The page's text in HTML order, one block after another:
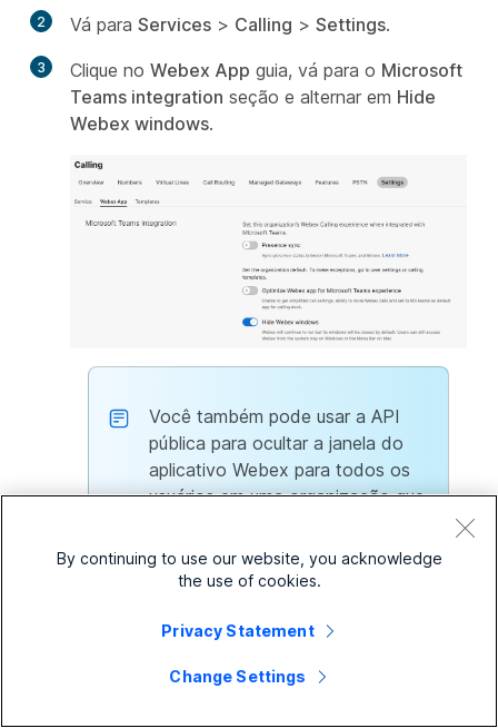
2 Vá para Services > Calling > Settings.
3 Clique no Webex App guia, vá para o Microsoft
Teams integration seção e alternar em Hide
Webex windows.
Você também pode usar a API
pública para ocultar a janela do
aplicativo Webex para todos os
usuários em uma organização que
com o Microsoft Teams. Para
obter detalhes, veja
de uma organização dentro.
By continuing to use our website, you acknowledge
the use of cookies.
Privacy Statement
Change Settings